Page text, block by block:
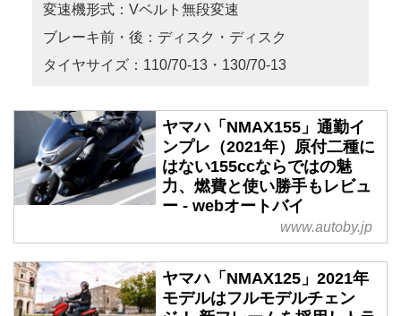
変速機形式：Vベルト無段変速
ブレーキ前・後：ディスク・ディスク
タイヤサイズ：110/70-13・130/70-13
ヤマハ「NMAX155」通勤イ
ンプレ（2021年）原付二種に
はない155ccならではの魅
力、燃費と使い勝手もレビュ
ー - webオートバイ
www.autoby.jp
ヤマハ「NMAX125」2021年
モデルはフルモデルチェン